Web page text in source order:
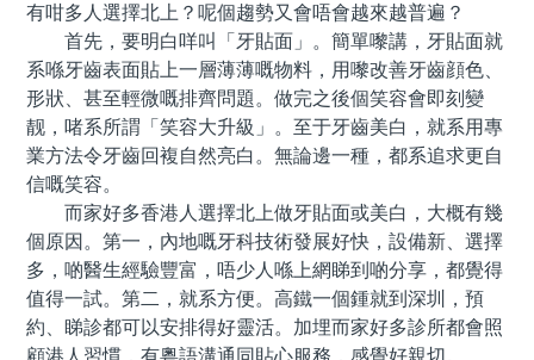
有咁多人選擇北上？呢個趨勢又會唔會越來越普遍？
首先，要明白咩叫「牙貼面」。簡單嚟講，牙貼面就
系喺牙齒表面貼上一層薄薄嘅物料，用嚟改善牙齒顔色、
形狀、甚至輕微嘅排齊問題。做完之後個笑容會即刻變
靓，啫系所謂「笑容大升級」。至于牙齒美白，就系用專
業方法令牙齒回複自然亮白。無論邊一種，都系追求更自
信嘅笑容。
而家好多香港人選擇北上做牙貼面或美白，大概有幾
個原因。第一，內地嘅牙科技術發展好快，設備新、選擇
多，啲醫生經驗豐富，唔少人喺上網睇到啲分享，都覺得
值得一試。第二，就系方便。高鐵一個鍾就到深圳，預
約、睇診都可以安排得好靈活。加埋而家好多診所都會照
顧港人習慣，有粵語溝通同貼心服務，感覺好親切。